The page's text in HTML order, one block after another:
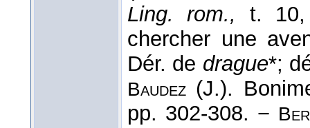
Ling. rom., t.
chercher une
Dér. de drague*;
Baudez (J.).
pp. 302-308. −